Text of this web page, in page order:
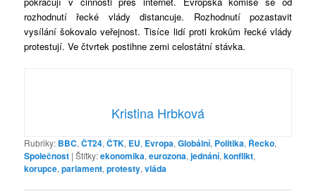
rozhodnutí řecké vlády distancuje. Rozhodnutí pozastavit
vysílání šokovalo veřejnost. Tisíce lidí proti krokům řecké vlády
protestují. Ve čtvrtek postihne zemi celostátní stávka.
Kristina Hrbková
Rubriky: BBC,ČT24,ČTK, EU, Evropa,Globální, Politika, Řecko,
Společnost |Štítky:ekonomika,eurozona,jednání,konflikt,
korupce,parlament,protesty,vláda